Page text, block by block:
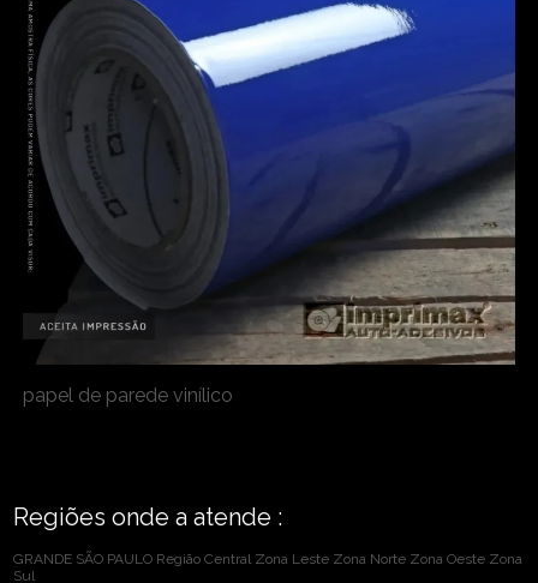
papel de parede vinílico
Regiões onde a atende :
GRANDE SÃO PAULO Região Central Zona Leste Zona Norte Zona Oeste Zona
Sul